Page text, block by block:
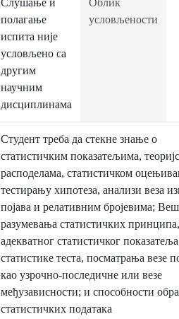
Слушање и
полагање
испита није
условљено са
другим
научним
дисциплинама
Облик
условљености
Студент треба да стекне знање o
статистичким показатељима,
расподелама, статистичком
тестирању хипотеза, анализи веза
појава и релативним бројевима;
разумевања статистичких
адекватног статистичког
статистике теста, посматрања везе
као узрочно-последичне или везе
међузависности; и способности
статистичких података